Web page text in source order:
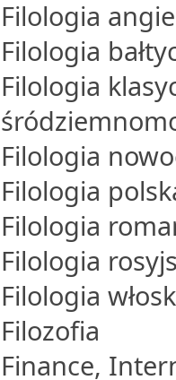
Filologia
Filologia
Filologia
Filologia
Filologia
Filologia
Filologia
Filologia
Filozofia
Finance,